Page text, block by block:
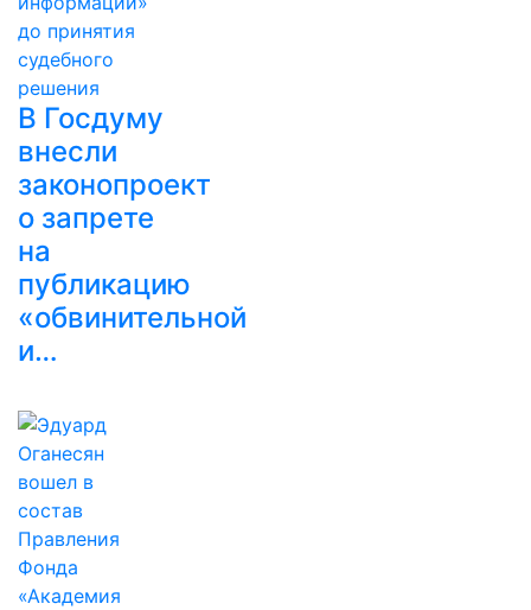
В Госдуму
внесли
законопроект
о запрете
на
публикацию
«обвинительной
и…